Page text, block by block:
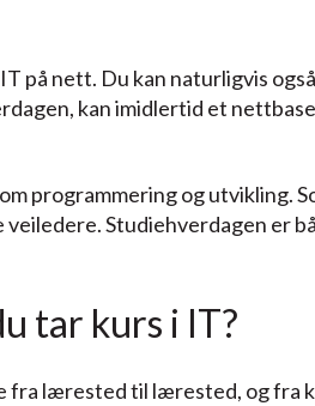
på nett. Du kan naturligvis
kan imidlertid et
programmering og utvikling.
Studiehverdagen er
tar kurs i IT?
fra lærested til lærested, og fra